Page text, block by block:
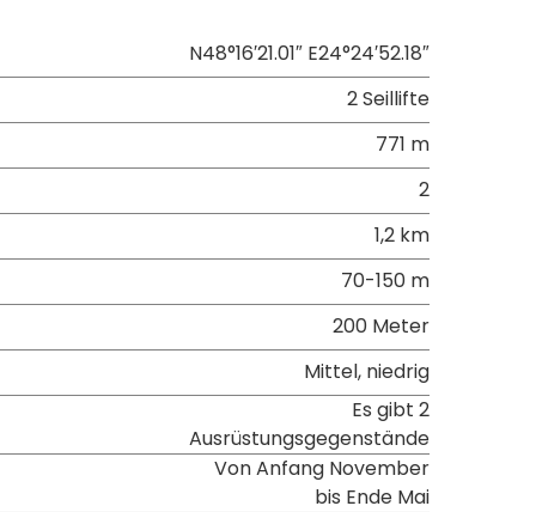
N48°16′21.01″ E24°24′52.18″
2 Seillifte
771 m
2
1,2 km
70-150 m
200 Meter
Mittel, niedrig
Es gibt 2
Ausrüstungsgegenstände
Von Anfang November
bis Ende Mai